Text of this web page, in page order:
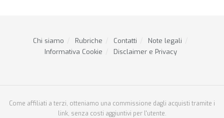
Chi siamo Rubriche Contatti
Note legali
Informativa Cookie
Disclaimer e Privacy
Come affiliati a terzi, otteniamo una commissione dagli acquisti tramite i
link, senza costi aggiuntivi per l'utente.